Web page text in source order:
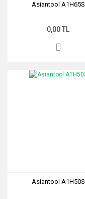
Asiantool A1H65S
0,00 TL
Asiantool A1H50S